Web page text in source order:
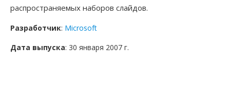
распространяемых наборов слайдов.
Разработчик: Microsoft
Дата выпуска: 30 января 2007 г.